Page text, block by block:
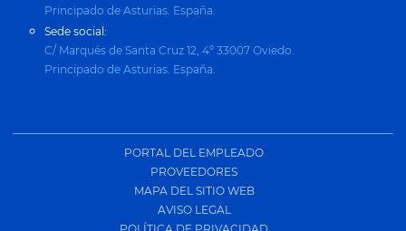
Principado de Asturias. España.
Sede social:
C/ Marqués de Santa Cruz 12, 4º 33007 Oviedo.
Principado de Asturias. España.
PORTAL DEL EMPLEADO
PROVEEDORES
MAPA DEL SITIO WEB
AVISO LEGAL